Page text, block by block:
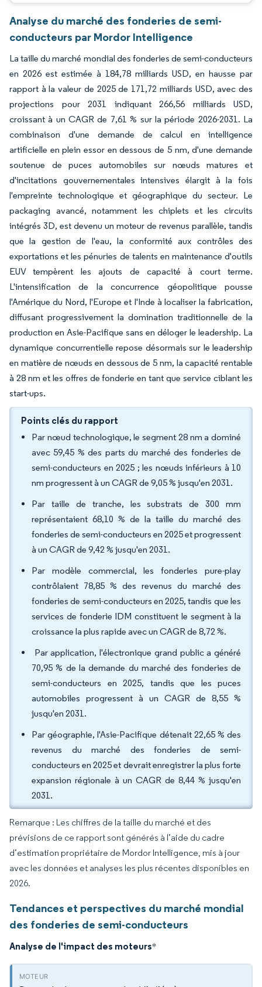
Analyse du marché des fonderies de semi-
conducteurs par Mordor Intelligence
La taille du marché mondial des fonderies de semi-conducteurs
en 2026 est estimée à 184,78 milliards USD, en hausse par
rapport à la valeur de 2025 de 171,72 milliards USD, avec des
projections pour 2031 indiquant 266,56 milliards USD,
croissant à un CAGR de 7,61 % sur la période 2026-2031. La
combinaison d'une demande de calcul en intelligence
artificielle en plein essor en dessous de 5 nm, d'une demande
soutenue de puces automobiles sur nœuds matures et
d'incitations gouvernementales intensives élargit à la fois
l'empreinte technologique et géographique du secteur. Le
packaging avancé, notamment les chiplets et les circuits
intégrés 3D, est devenu un moteur de revenus parallèle, tandis
que la gestion de l'eau, la conformité aux contrôles des
exportations et les pénuries de talents en maintenance d'outils
EUV tempèrent les ajouts de capacité à court terme.
L'intensification de la concurrence géopolitique pousse
l'Amérique du Nord, l'Europe et l'Inde à localiser la fabrication,
diffusant progressivement la domination traditionnelle de la
production en Asie-Pacifique sans en déloger le leadership. La
dynamique concurrentielle repose désormais sur le leadership
en matière de nœuds en dessous de 5 nm, la capacité rentable
à 28 nm et les offres de fonderie en tant que service ciblant les
start-ups.
Points clés du rapport
Par nœud technologique, le segment 28 nm a dominé
avec 59,45 % des parts du marché des fonderies de
semi-conducteurs en 2025 ; les nœuds inférieurs à 10
nm progressent à un CAGR de 9,05 % jusqu'en 2031.
Par taille de tranche, les substrats de 300 mm
représentaient 68,10 % de la taille du marché des
fonderies de semi-conducteurs en 2025 et progressent
à un CAGR de 9,42 % jusqu'en 2031.
Par modèle commercial, les fonderies pure-play
contrôlaient 78,85 % des revenus du marché des
fonderies de semi-conducteurs en 2025, tandis que les
services de fonderie IDM constituent le segment à la
croissance la plus rapide avec un CAGR de 8,72 %.
Par application, l'électronique grand public a généré
70,95 % de la demande du marché des fonderies de
semi-conducteurs en 2025, tandis que les puces
automobiles progressent à un CAGR de 8,55 %
jusqu'en 2031.
Par géographie, l'Asie-Pacifique détenait 22,65 % des
revenus du marché des fonderies de semi-
conducteurs en 2025 et devrait enregistrer la plus forte
expansion régionale à un CAGR de 8,44 % jusqu'en
2031.
Remarque : Les chiffres de la taille du marché et des
prévisions de ce rapport sont générés à l’aide du cadre
d’estimation propriétaire de Mordor Intelligence, mis à jour
avec les données et analyses les plus récentes disponibles en
2026.
Tendances et perspectives du marché mondial
des fonderies de semi-conducteurs
Analyse de l'impact des moteurs*